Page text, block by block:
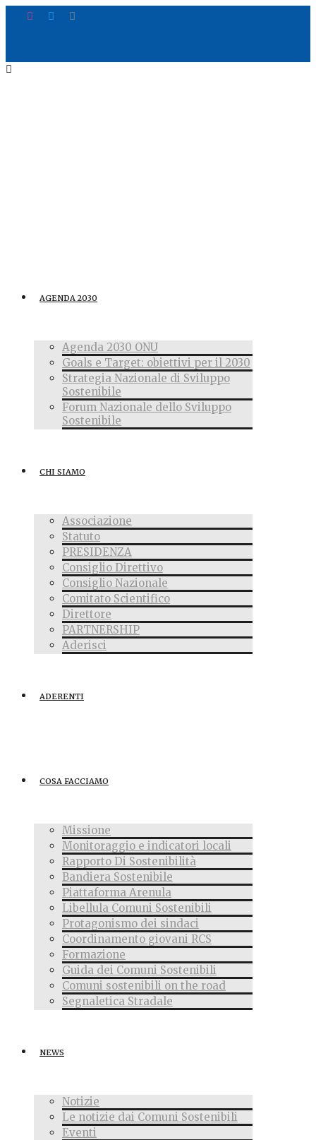
AGENDA 2030
Agenda 2030 ONU
Goals e Target: obiettivi per il 2030
Strategia Nazionale di Sviluppo
Sostenibile
Forum Nazionale dello Sviluppo
Sostenibile
CHI SIAMO
Associazione
Statuto
PRESIDENZA
Consiglio Direttivo
Consiglio Nazionale
Comitato Scientifico
Direttore
PARTNERSHIP
Aderisci
ADERENTI
COSA FACCIAMO
Missione
Monitoraggio e indicatori locali
Rapporto Di Sostenibilità
Bandiera Sostenibile
Piattaforma Arenula
Libellula Comuni Sostenibili
Protagonismo dei sindaci
Coordinamento giovani RCS
Formazione
Guida dei Comuni Sostenibili
Comuni sostenibili on the road
Segnaletica Stradale
NEWS
Notizie
Le notizie dai Comuni Sostenibili
Eventi